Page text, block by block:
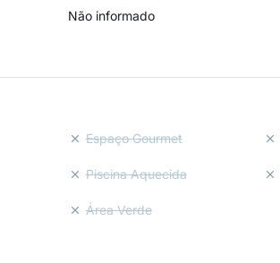
Não informado
Espaço Gourmet
Piscina Aquecida
Área Verde